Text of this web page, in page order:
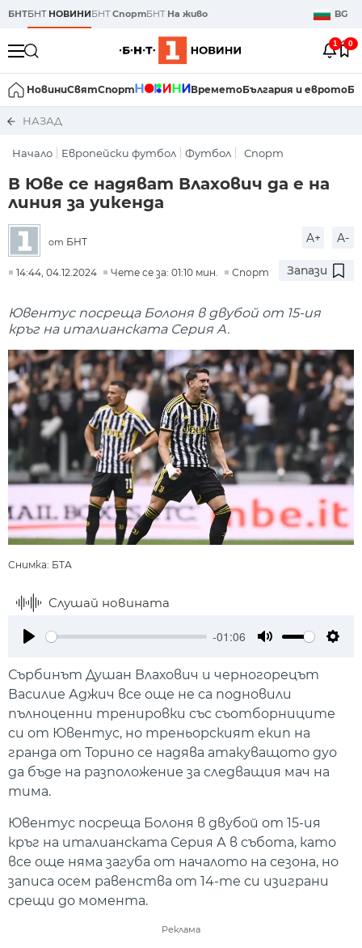
БНТБНТ НОВИНИБНТСпортБНТ На живо BG
1 0
НовиниСвятСпорт ВреметоБългария и еврото
НАЗАД
Начало Европейски футбол Футбол Спорт
В Юве се надяват Влахович да е на
линия за уикенда
от БНТ A+ A-
14:44, 04.12.2024 Чете се за: 01:10 мин. Спорт Запази
Ювентус посреща Болоня в двубой от 15-ия
кръг на италианската Серия А.
Снимка: БТА
Слушай новината
-01:06
Сърбинът Душан Влахович и черногорецът
Василие Аджич все още не са подновили
пълноценни тренировки със съотборниците
си от Ювентус, но треньорският екип на
гранда от Торино се надява атакуващото дуо
да бъде на разположение за следващия мач на
тима.
Ювентус посреща Болоня в двубой от 15-ия
кръг на италианската Серия А в събота, като
все още няма загуба от началото на сезона, но
записа осем равенства от 14-те си изиграни
срещи до момента.
Реклама